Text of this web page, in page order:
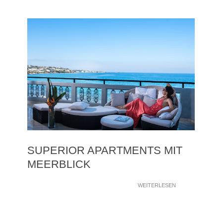
SUPERIOR APARTMENTS MIT
MEERBLICK
WEITERLESEN